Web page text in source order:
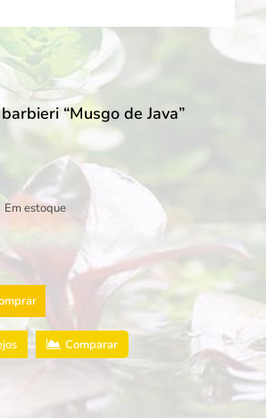
“Musgo de Java”
Em estoque
Comparar